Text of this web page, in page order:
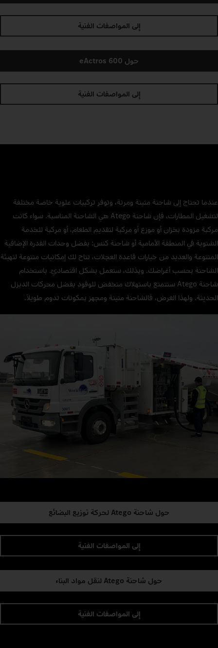
إلى المواصفات الفنية
حول eActros 600
إلى المواصفات الفنية
عندما تحتاج إلى شاحنة متينة ومرنة، وتوفر تركيبات علوية خاصة مختلفة
لتشغيل المطارات، فإن شاحنة Atego هي الشاحنة المناسبة. سواء كانت
مركبة مزودة بخزان أو موزع أو مركبة لتقديم الطعام، أو مركبة للخدمة
الشتوية في المنطقة الأمامية أو شاحنة كنس: بفضل وحدات القدرة الإضافية
المتنوعة والعديد من خيارات قاعدة العجلات، تتاح لك إمكانيات متنوعة لتهيئة
الشاحنة بحسب أغراضك. وبذلك، ستعمل بشكل اقتصاديّ. باستخدام
شاحنة Atego ستتمتع باستهلاك منخفض للوقود بفضل محركات الديزل
الحديثة. ولهذا الغرض، فالشاحنة متينة ومجهز بمكونات تدوم طويلاً.
حول شاحنة Atego لحركة توزيع البضائع
إلى المواصفات الفنية
حول شاحنة Atego لنقل مواد البناء
إلى المواصفات الفنية